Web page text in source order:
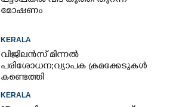
മോഷണം
KERALA
വിജിലൻസ് മിന്നൽ
പരിശോധന; വ്യാപക ക്രമക്കേടുകൾ
കണ്ടെത്തി
KERALA